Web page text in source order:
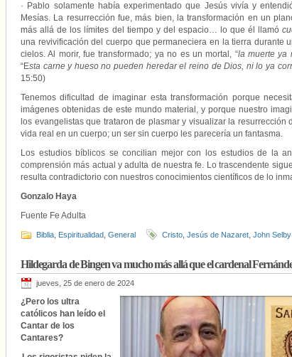
· Pablo solamente había experimentado que Jesús vivía y
Mesías. La resurrección fue, más bien, la transformación en un
más allá de los límites del tiempo y del espacio… lo que él llamó
una revivificación del cuerpo que permaneciera en la tierra durante
cielos. Al morir, fue transformado; ya no es un mortal, “la muerte ya
“Esta carne y hueso no pueden heredar el reino de Dios, ni lo ya
15:50)
Tenemos dificultad de imaginar esta transformación porque
imágenes obtenidas de este mundo material, y porque nuestro
los evangelistas que trataron de plasmar y visualizar la
vida real en un cuerpo; un ser sin cuerpo les parecería un fantasma.
Los estudios bíblicos se concilian mejor con los estudios de la
comprensión más actual y adulta de nuestra fe. Lo trascendente
resulta contradictorio con nuestros conocimientos científicos de lo
Gonzalo Haya
Fuente Fe Adulta
Biblia Espiritualidad General Cristo Jesús de Nazaret John
Hildegarda de Bingen va mucho más allá que el cardenal
jueves, 25 de enero de 2024
¿Pero los ultra
católicos han leído el
Cantar de los
Cantares?